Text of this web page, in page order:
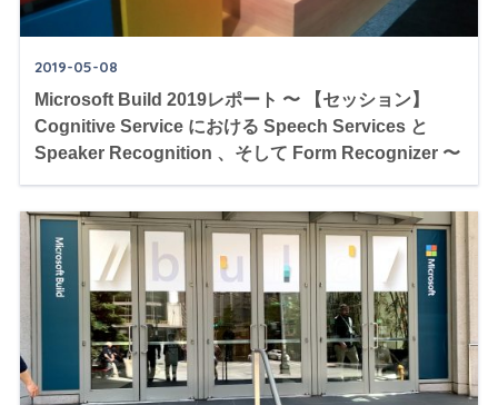
2019-05-08
Microsoft Build 2019レポート 〜 【セッション】
Cognitive Service における Speech Services と
Speaker Recognition 、そして Form Recognizer 〜